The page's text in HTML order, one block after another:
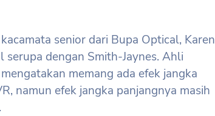
senior dari Bupa Optical, Karen
serupa dengan Smith-Jaynes. Ahli
memang ada efek jangka
namun efek jangka panjangnya masih